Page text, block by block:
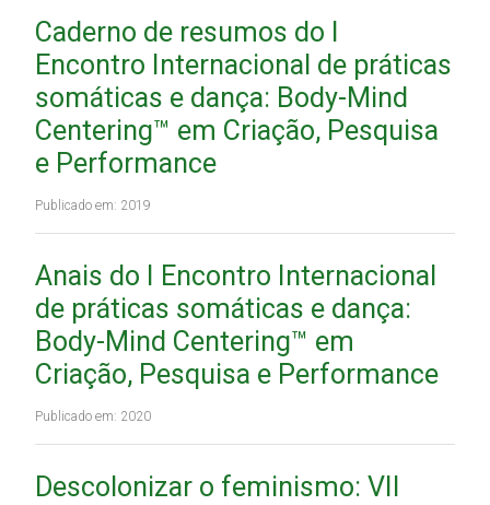
Caderno de resumos do I
Encontro Internacional de práticas
somáticas e dança: Body-Mind
Centering™ em Criação, Pesquisa
e Performance
Publicado em: 2019
Anais do I Encontro Internacional
de práticas somáticas e dança:
Body-Mind Centering™ em
Criação, Pesquisa e Performance
Publicado em: 2020
Descolonizar o feminismo: VII